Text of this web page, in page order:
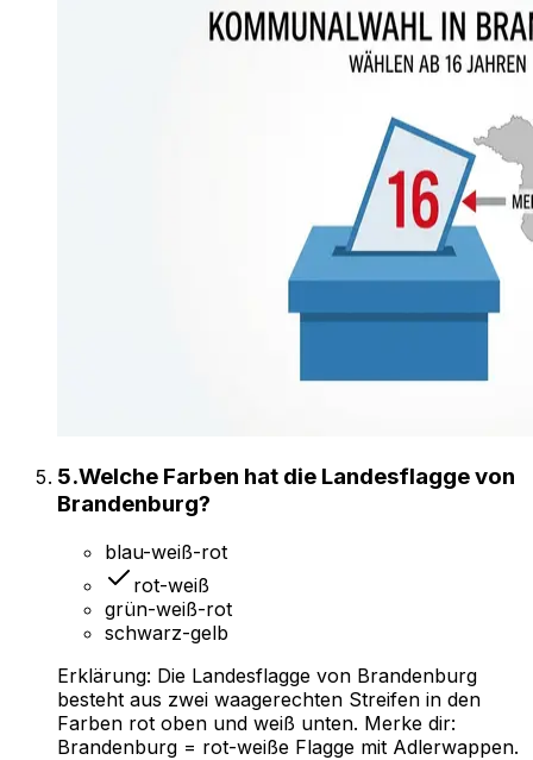
5.Welche Farben hat die Landesflagge von
Brandenburg?
blau-weiß-rot
rot-weiß
grün-weiß-rot
schwarz-gelb
Erklärung: Die Landesflagge von Brandenburg
besteht aus zwei waagerechten Streifen in den
Farben rot oben und weiß unten. Merke dir:
Brandenburg = rot-weiße Flagge mit Adlerwappen.